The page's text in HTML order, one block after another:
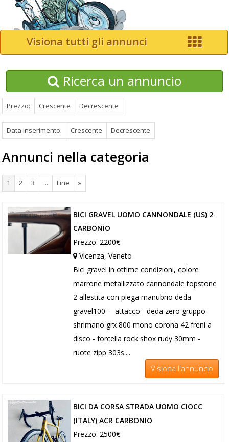
Visiona tutti gli annunci
Ricerca un annuncio
Prezzo: Crescente Decrescente
Data inserimento: Crescente Decrescente
Annunci nella categoria
1 2 3 ... Fine »
BICI GRAVEL UOMO CANNONDALE (US) 2
CARBONIO
Prezzo: 2200€
Vicenza, Veneto
Bici gravel in ottime condizioni, colore
marrone metallizzato cannondale topstone
2 allestita con piega manubrio deda
gravel100 —attacco - deda zero gruppo
shrimano grx 800 mono corona 42 freni a
disco - forcella rock shox rudy 30mm -
ruote zipp 303s....
Visiona l'annuncio
BICI DA CORSA STRADA UOMO CIOCC
(ITALY) ACR CARBONIO
Prezzo: 2500€